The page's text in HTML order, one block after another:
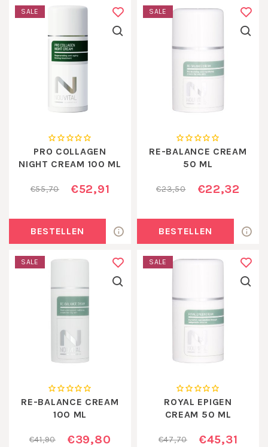
SALE
PRO COLLAGEN
NIGHT CREAM 100 ML
€55,70 €52,91
BESTELLEN
SALE
RE-BALANCE CREAM
50 ML
€23,50 €22,32
BESTELLEN
SALE
RE-BALANCE CREAM
100 ML
€41,90 €39,80
SALE
ROYAL EPIGEN
CREAM 50 ML
€47,70 €45,31